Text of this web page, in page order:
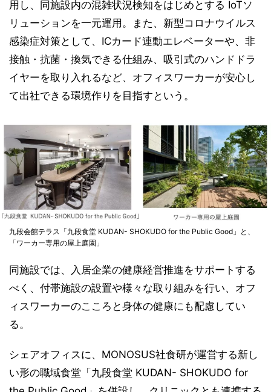
用し、同施設内の混雑状況検知をはじめとする IoTソ
リューションを一元運用。また、新型コロナウイルス
感染症対策として、ICカード連動エレベーターや、非
接触・抗菌・換気できる仕組み、吸引式のハンドドラ
イヤーを取り入れるなど、オフィスワーカーが安心し
て出社できる環境作りを目指すという。
九段会館テラス「九段食堂 KUDAN- SHOKUDO for the Public Good」と、
「ワーカー専用の屋上庭園」
同施設では、入居企業の健康経営推進をサポートする
べく、付帯施設の設置や様々な取り組みを行い、オフ
ィスワーカーのこころと身体の健康にも配慮してい
る。
シェアオフィスに、MONOSUS社食研が運営する新し
い形の職域食堂「九段食堂 KUDAN- SHOKUDO for